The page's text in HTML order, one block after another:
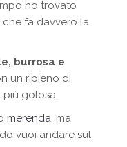
ho trovato
fa davvero la
burrosa e
un ripieno di
più golosa.
merenda, ma
vuoi andare sul